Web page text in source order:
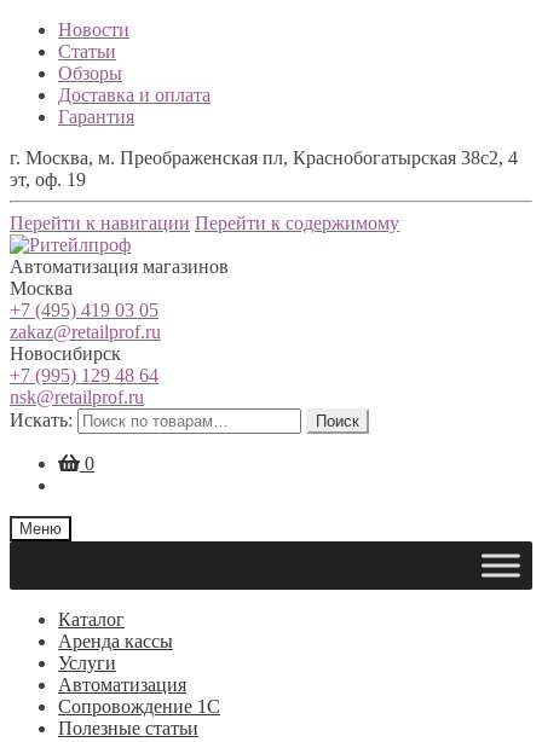
Новости
Статьи
Обзоры
Доставка и оплата
Гарантия
г. Москва, м. Преображенская пл, Краснобогатырская 38с2, 4
эт, оф. 19
Перейти к навигации Перейти к содержимому
Автоматизация магазинов
Москва
+7 (495) 419 03 05
zakaz@retailprof.ru
Новосибирск
+7 (995) 129 48 64
nsk@retailprof.ru
Искать:
Поиск
0
Меню
Каталог
Аренда кассы
Услуги
Автоматизация
Сопровождение 1С
Полезные статьи